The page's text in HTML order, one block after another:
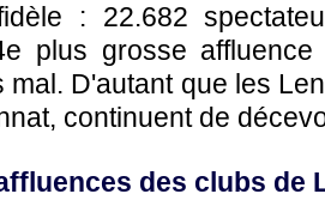
: 22.682
plus grosse
mal. D'autant que les
continuent de
des clubs de